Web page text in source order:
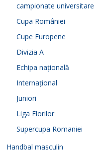
campionate universitare
Cupa României
Cupe Europene
Divizia A
Echipa națională
Internațional
Juniori
Liga Florilor
Supercupa Romaniei
Handbal masculin